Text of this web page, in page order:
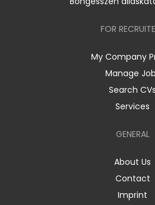
FOR
My Company
Manage
Search CVs
Services
GENERAL
About Us
Contact
Imprint